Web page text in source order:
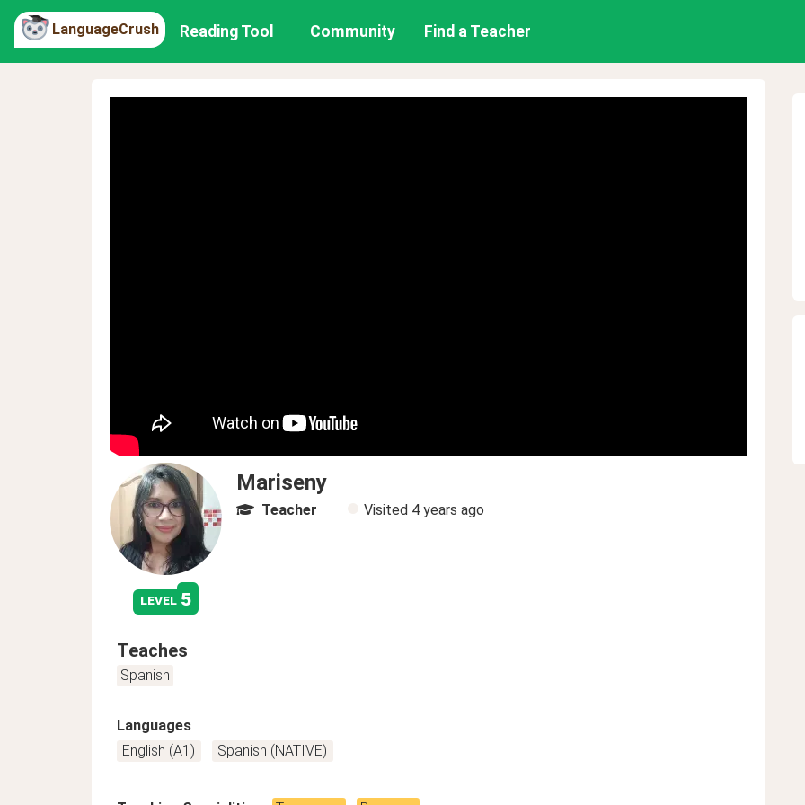
LanguageCrush Reading Tool Community Find a Teacher
level 5
Mariseny
Teacher Visited 4 years ago
Teaches
Spanish
Languages
English (A1)
Spanish (NATIVE)